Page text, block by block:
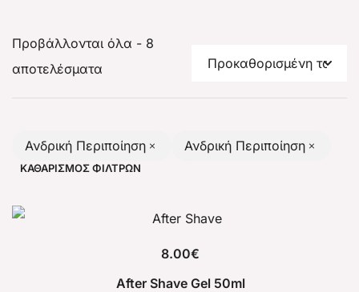
Προβάλλονται όλα - 8
αποτελέσματα
Ανδρική Περιποίηση Ανδρική Περιποίηση
ΚΑΘΑΡΙΣΜΌΣ ΦΊΛΤΡΩΝ
8.00€
After Shave Gel 50ml